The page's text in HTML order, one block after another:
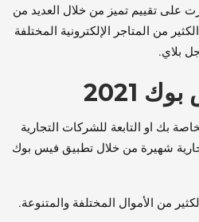
على تقييم تميز من خلال العديد من
من المتاجر الإلكترونية المختلفة
بلاي.
2021
بك او التابعة للشركات التجارية
شهيرة من خلال تطبيق فيس بوك
من الأموال المختلفة والمتنوعة.